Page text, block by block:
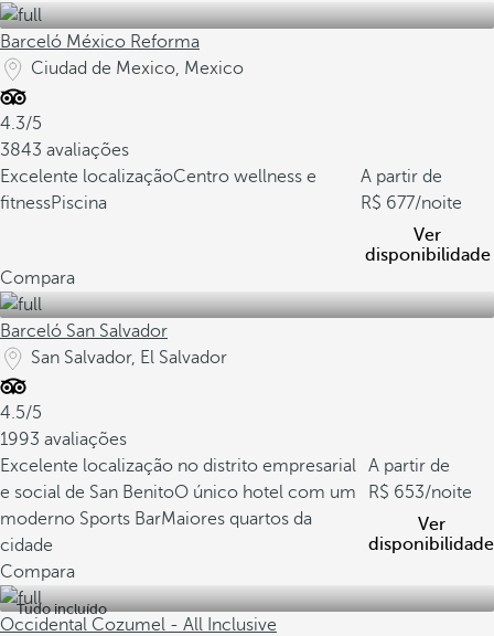
Barceló México Reforma
Ciudad de Mexico, Mexico
4.3/5
3843 avaliações
Excelente localizaçãoCentro wellness e
fitnessPiscina
A partir de
677/noite
Ver
disponibilidade
Compara
Barceló San Salvador
San Salvador, El Salvador
4.5/5
1993 avaliações
Excelente localização no distrito empresarial
e social de San BenitoO único hotel com um
moderno Sports BarMaiores quartos da
cidade
A partir de
653/noite
Ver
disponibilidade
Compara
Tudo incluído
Occidental Cozumel - All Inclusive